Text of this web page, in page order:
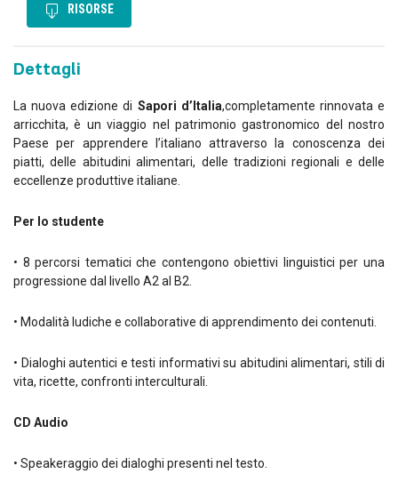
RISORSE
Dettagli
La nuova edizione di Sapori d’Italia,completamente rinnovata e
arricchita, è un viaggio nel patrimonio gastronomico del nostro
Paese per apprendere l’italiano attraverso la conoscenza dei
piatti, delle abitudini alimentari, delle tradizioni regionali e delle
eccellenze produttive italiane.
Per lo studente
• 8 percorsi tematici che contengono obiettivi linguistici per una
progressione dal livello A2 al B2.
• Modalità ludiche e collaborative di apprendimento dei contenuti.
• Dialoghi autentici e testi informativi su abitudini alimentari, stili di
vita, ricette, confronti interculturali.
CD Audio
• Speakeraggio dei dialoghi presenti nel testo.